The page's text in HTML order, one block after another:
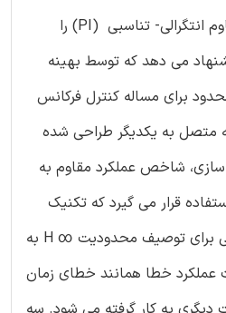
این مقاله کنترل کننده مقاوم انتگرالی- تناسبی (PI) را
می دهد که توسط بهینه
برای مساله کنترل فرکانس
متصل به یکدیگر طراحی شده
شاخص عملکرد مقاوم به
قرار می گیرد که تکنیک
نابرابری های ماتریس خطی برای توصیف محدودیت ∞ H به
عملکرد خطا همانند خطای زمان